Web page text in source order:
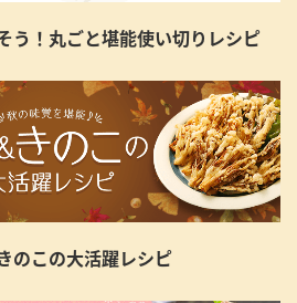
う！丸ごと堪能使い切りレシピ
のこの大活躍レシピ